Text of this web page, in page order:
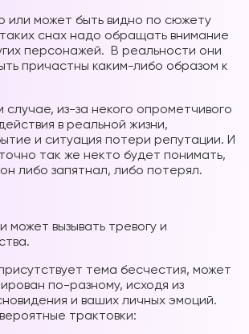
или может быть видно по сюжету
снах надо обращать внимание
персонажей. В реальности они
причастны каким-либо образом к
из-за некого опрометчивого
в реальной жизни,
и ситуация потери репутации. И
так же некто будет понимать,
либо запятнал, либо потерял.
может вызывать тревогу и
тема бесчестия, может
по-разному, исходя из
и ваших личных эмоций.
трактовки: